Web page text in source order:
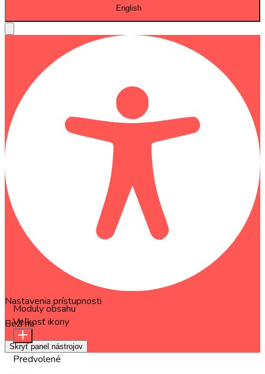
English
Nastavenia prístupnosti
Beží naOneTap
Skryť panel nástrojov
Moduly obsahu
Veľkosť ikony
Predvolené